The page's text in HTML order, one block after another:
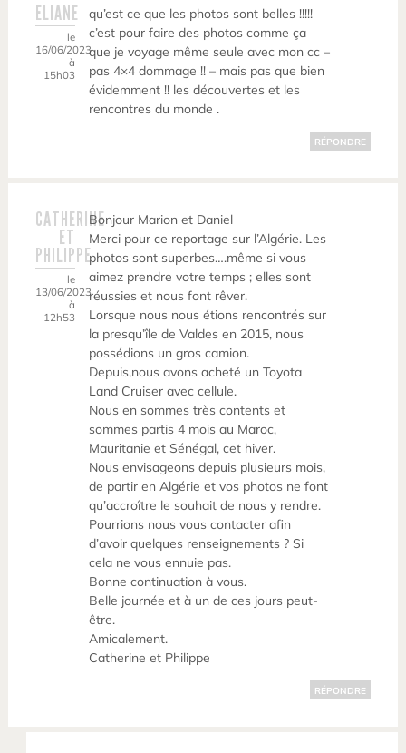
ELIANE
le
16/06/2023
à
15h03
qu’est ce que les photos sont belles !!!!!
c’est pour faire des photos comme ça
que je voyage même seule avec mon cc –
pas 4×4 dommage !! – mais pas que bien
évidemment !! les découvertes et les
rencontres du monde .
RÉPONDRE
CATHERINE
ET
PHILIPPE
le
13/06/2023
à
12h53
Bonjour Marion et Daniel
Merci pour ce reportage sur l’Algérie. Les
photos sont superbes….même si vous
aimez prendre votre temps ; elles sont
réussies et nous font rêver.
Lorsque nous nous étions rencontrés sur
la presqu’île de Valdes en 2015, nous
possédions un gros camion.
Depuis,nous avons acheté un Toyota
Land Cruiser avec cellule.
Nous en sommes très contents et
sommes partis 4 mois au Maroc,
Mauritanie et Sénégal, cet hiver.
Nous envisageons depuis plusieurs mois,
de partir en Algérie et vos photos ne font
qu’accroître le souhait de nous y rendre.
Pourrions nous vous contacter afin
d’avoir quelques renseignements ? Si
cela ne vous ennuie pas.
Bonne continuation à vous.
Belle journée et à un de ces jours peut-
être.
Amicalement.
Catherine et Philippe
RÉPONDRE